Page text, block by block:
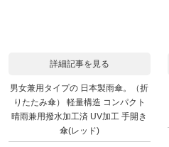
詳細記事を見る
男女兼用タイプの 日本製雨傘。（折
りたたみ傘） 軽量構造 コンパクト
晴雨兼用撥水加工済 UV加工 手開き
傘(レッド)